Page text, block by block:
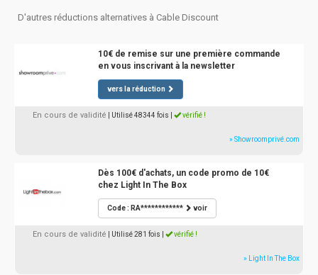
D'autres réductions alternatives à Cable Discount
10€ de remise sur une première commande
en vous inscrivant à la newsletter
vers la réduction
En cours de validité | Utilisé 48344 fois vérifié !
» Showroomprivé.com
Dès 100€ d'achats, un code promo de 10€
chez Light In The Box
Code : RA************ voir
En cours de validité | Utilisé 281 fois vérifié !
» Light In The Box